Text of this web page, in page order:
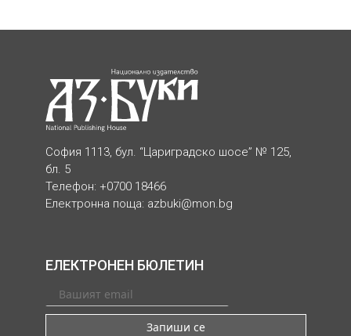
София 1113, бул. “Цариградско шосе” № 125,
бл. 5
Телефон: +0700 18466
Електронна поща: azbuki@mon.bg
ЕЛЕКТРОНЕН БЮЛЕТИН
Запиши се